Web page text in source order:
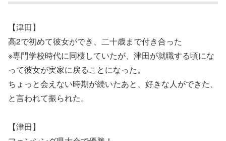
【津田】
高2で初めて彼女ができ、二十歳まで付き合った
※専門学校時代に同棲していたが、津田が就職する頃にな
って彼女が実家に戻ることになった。
ちょっと会えない時期が続いたあと、好きな人ができた、
と言われて振られた。
【津田】